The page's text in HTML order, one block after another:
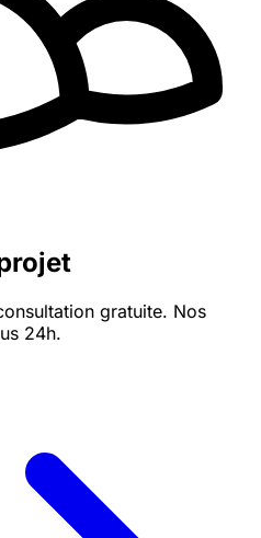
gratuite. Nos
24h.